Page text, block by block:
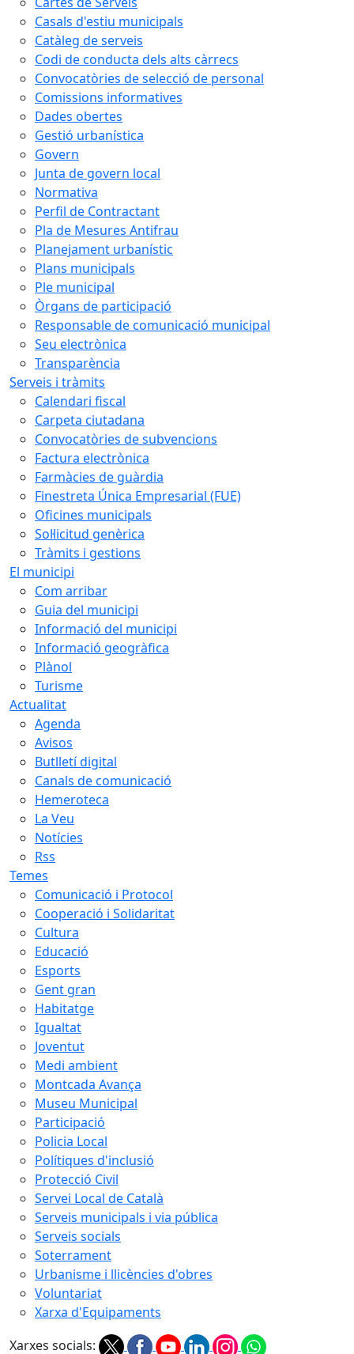
Casals d'estiu municipals
Catàleg de serveis
Codi de conducta dels alts càrrecs
Convocatòries de selecció de personal
Comissions informatives
Dades obertes
Gestió urbanística
Govern
Junta de govern local
Normativa
Perfil de Contractant
Pla de Mesures Antifrau
Planejament urbanístic
Plans municipals
Ple municipal
Òrgans de participació
Responsable de comunicació municipal
Seu electrònica
Transparència
Serveis i tràmits
Calendari fiscal
Carpeta ciutadana
Convocatòries de subvencions
Factura electrònica
Farmàcies de guàrdia
Finestreta Única Empresarial (FUE)
Oficines municipals
Sol·licitud genèrica
Tràmits i gestions
El municipi
Com arribar
Guia del municipi
Informació del municipi
Informació geogràfica
Plànol
Turisme
Actualitat
Agenda
Avisos
Butlletí digital
Canals de comunicació
Hemeroteca
La Veu
Notícies
Rss
Temes
Comunicació i Protocol
Cooperació i Solidaritat
Cultura
Educació
Esports
Gent gran
Habitatge
Igualtat
Joventut
Medi ambient
Montcada Avança
Museu Municipal
Participació
Policia Local
Polítiques d'inclusió
Protecció Civil
Servei Local de Català
Serveis municipals i via pública
Serveis socials
Soterrament
Urbanisme i llicències d'obres
Voluntariat
Xarxa d'Equipaments
Xarxes socials: